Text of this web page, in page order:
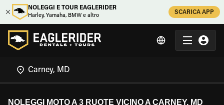
NOLEGGI E TOUR EAGLERIDER
Harley, Yamaha, BMW e altro
SCARICA APP
NOLEGGI MOTO A 3 RUOTE VICINO A CARNEY, MD